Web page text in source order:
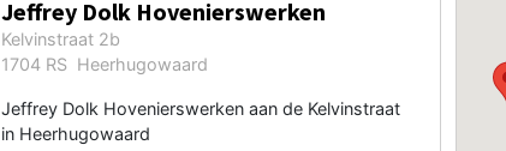
Jeffrey Dolk Hovenierswerken
Kelvinstraat 2b
1704 RS Heerhugowaard
Jeffrey Dolk Hovenierswerken aan de Kelvinstraat
in Heerhugowaard